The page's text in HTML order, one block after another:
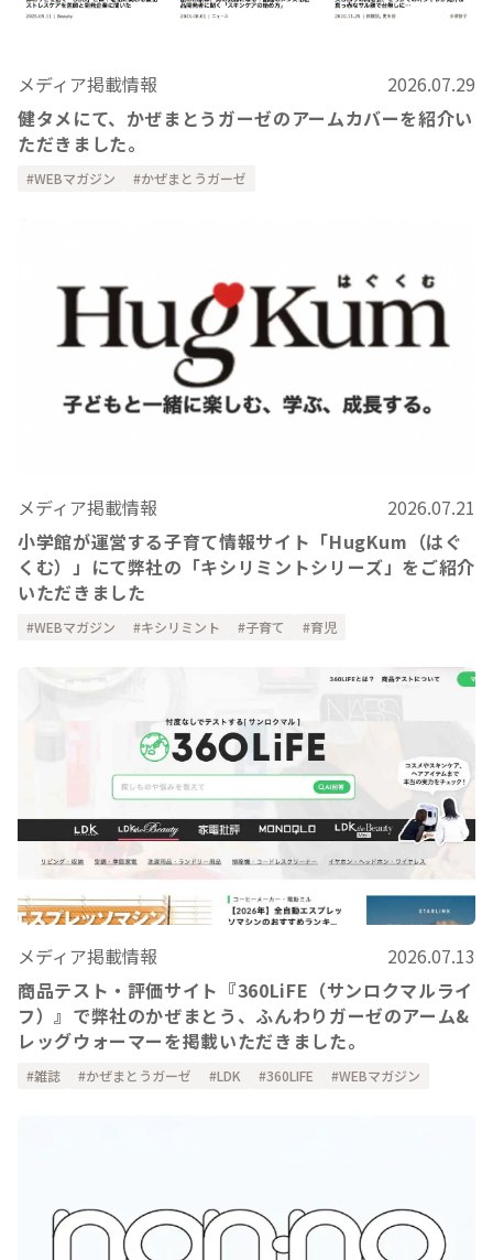
メディア掲載情報
2026.07.29
健タメにて、かぜまとうガーゼのアームカバーを紹介い
ただきました。
WEBマガジン かぜまとうガーゼ
メディア掲載情報
2026.07.21
小学館が運営する子育て情報サイト「HugKum（はぐ
くむ）」にて弊社の「キシリミントシリーズ」をご紹介
いただきました
WEBマガジン キシリミント 子育て 育児
メディア掲載情報
2026.07.13
商品テスト・評価サイト『360LiFE（サンロクマルライ
フ）』で弊社のかぜまとう、ふんわりガーゼのアーム&
レッグウォーマーを掲載いただきました。
雑誌 かぜまとうガーゼ LDK 360LIFE WEBマガジン